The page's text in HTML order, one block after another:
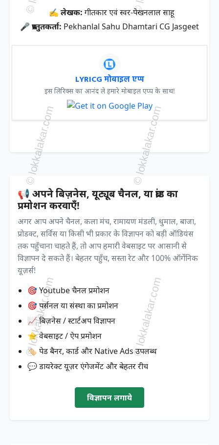
✍ लेखक: गीतकार एवं स्वर-पेखनलाल साहू
🎤 प्रस्तुतकर्ता: Pekhanlal Sahu Dhamtari CG Jasgeet
LYRICG मोबाइल एप्प
इस लिरिक्स का आनंद ले हमारे मोबाइल एप्प के साथ!
📢 अपने बिज़नेस, यूट्यूब चैनल, या ब्रांड का
प्रमोशन करवाएँ!
अगर आप अपने चैनल, कला मंच, रामायण मंडली, धुमाल, बाजा,
प्रोडक्ट, सर्विस या किसी भी प्रकार के विज्ञापन को बड़ी ऑडियंस
तक पहुँचाना चाहते हैं, तो आप हमारी वेबसाइट पर आसानी से
विज्ञापन दे सकते हैं। बेहतर पहुँच, सस्ता रेट और 100% ऑर्गेनिक
यूज़र्स!
🎯 Youtube चैनल प्रमोशन
🎯 पर्सनल या संस्था का प्रमोशन
📈 बिज़नेस / स्टार्टअप विज्ञापन
⭐ वेबसाइट / ऐप प्रमोशन
🏷️ पेड बैनर, कार्ड और Native Ads उपलब्ध
💬 डायरेक्ट यूज़र एंगेजमेंट और बेहतर रीच
विज्ञापन लगाये